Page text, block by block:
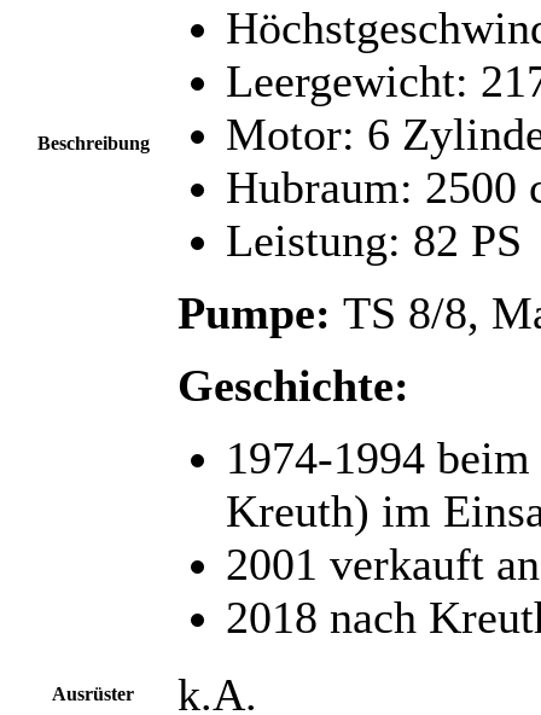
Beschreibung
Leergewicht:
Motor: 6
Hubraum: 2500
Leistung: 82 PS
Pumpe: TS 8/8,
Geschichte:
1974-1994
Kreuth) im
2001 verkauft
2018 nach
Ausrüster k.A.